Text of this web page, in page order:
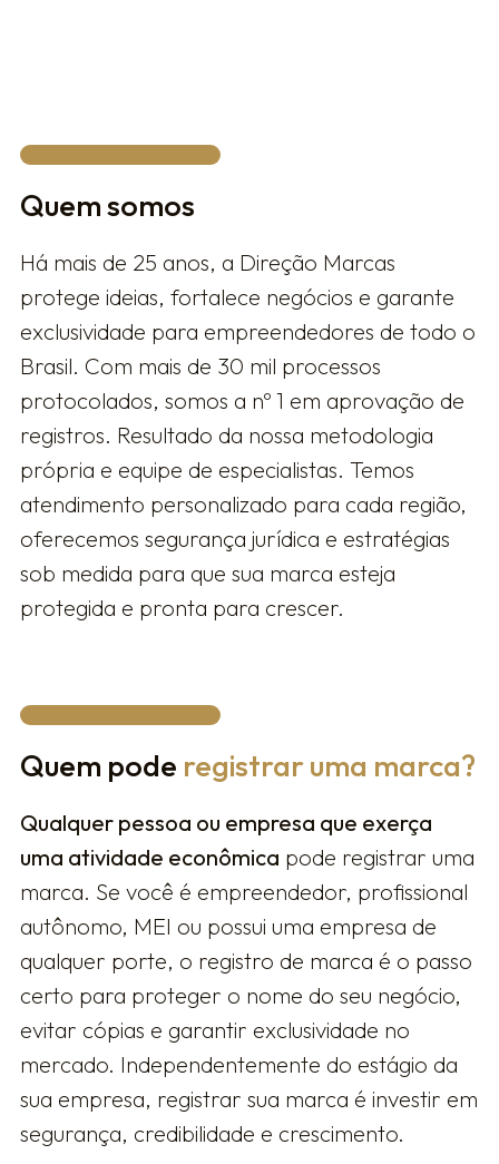
Quem somos
Há mais de 25 anos, a Direção Marcas
protege ideias, fortalece negócios e garante
exclusividade para empreendedores de todo o
Brasil. Com mais de 30 mil processos
protocolados, somos a nº 1 em aprovação de
registros. Resultado da nossa metodologia
própria e equipe de especialistas. Temos
atendimento personalizado para cada região,
oferecemos segurança jurídica e estratégias
sob medida para que sua marca esteja
protegida e pronta para crescer.
Quem pode registrar uma marca?
Qualquer pessoa ou empresa que exerça
uma atividade econômica pode registrar uma
marca. Se você é empreendedor, profissional
autônomo, MEI ou possui uma empresa de
qualquer porte, o registro de marca é o passo
certo para proteger o nome do seu negócio,
evitar cópias e garantir exclusividade no
mercado. Independentemente do estágio da
sua empresa, registrar sua marca é investir em
segurança, credibilidade e crescimento.